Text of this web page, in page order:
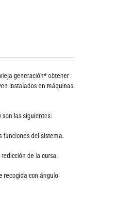
generación* obtener
instalados en máquinas
son las siguientes:
funciones del sistema.
de la cursa.
recogida con ángulo